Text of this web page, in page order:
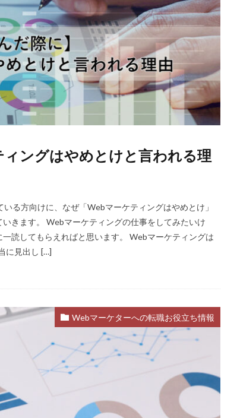
ィングはやめとけと言われる理
る方向けに、なぜ「Webマーケティングはやめとけ」
きます。 Webマーケティングの仕事をしてみたいけ
読してもらえればと思います。 Webマーケティングは
に見出し […]
Webマーケターへの転職お役立ち情報